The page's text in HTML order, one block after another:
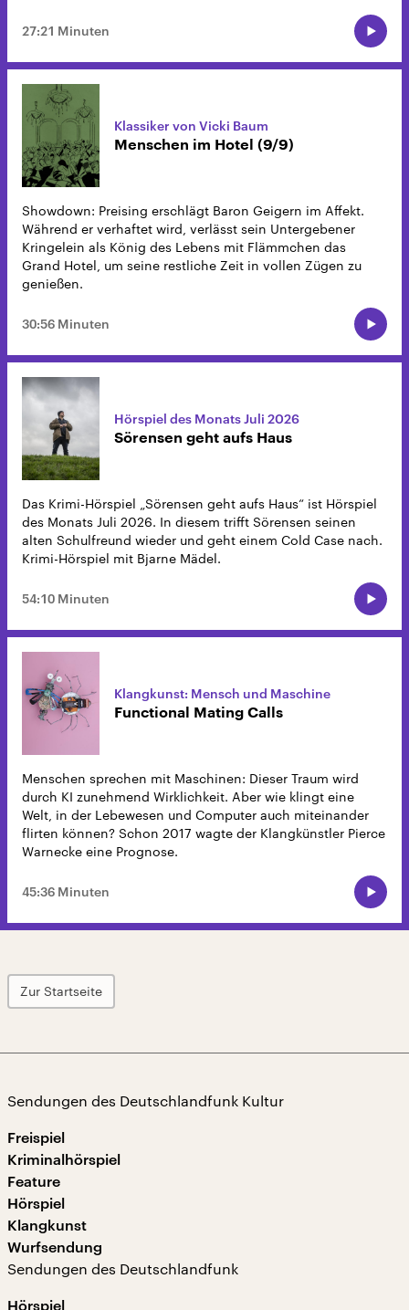
27:21 Minuten
Klassiker von Vicki Baum
Menschen im Hotel (9/9)
Showdown: Preising erschlägt Baron Geigern im Affekt.
Während er verhaftet wird, verlässt sein Untergebener
Kringelein als König des Lebens mit Flämmchen das
Grand Hotel, um seine restliche Zeit in vollen Zügen zu
genießen.
30:56 Minuten
Hörspiel des Monats Juli 2026
Sörensen geht aufs Haus
Das Krimi-Hörspiel „Sörensen geht aufs Haus“ ist Hörspiel
des Monats Juli 2026. In diesem trifft Sörensen seinen
alten Schulfreund wieder und geht einem Cold Case nach.
Krimi-Hörspiel mit Bjarne Mädel.
54:10 Minuten
Klangkunst: Mensch und Maschine
Functional Mating Calls
Menschen sprechen mit Maschinen: Dieser Traum wird
durch KI zunehmend Wirklichkeit. Aber wie klingt eine
Welt, in der Lebewesen und Computer auch miteinander
flirten können? Schon 2017 wagte der Klangkünstler Pierce
Warnecke eine Prognose.
45:36 Minuten
Zur Startseite
Sendungen des Deutschlandfunk Kultur
Freispiel
Kriminalhörspiel
Feature
Hörspiel
Klangkunst
Wurfsendung
Sendungen des Deutschlandfunk
Hörspiel